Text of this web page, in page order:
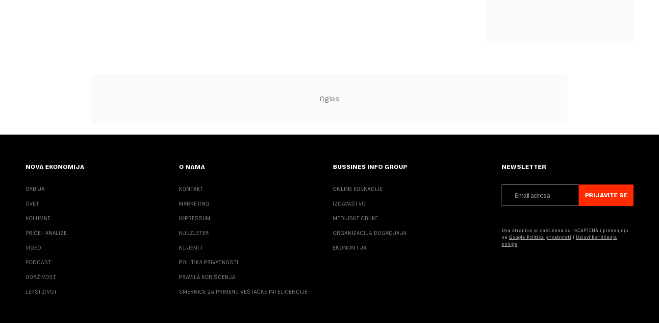
NOVA EKONOMIJA
SRBIJA
SVET
KOLUMNE
PRIČE I ANALIZE
VIDEO
PODCAST
ODRŽIVOST
LEPŠI ŽIVOT
O NAMA
KONTAKT
MARKETING
IMPRESSUM
NJUZLETER
KLIJENTI
POLITIKA PRIVATNOSTI
PRAVILA KORIŠĆENJA
SMERNICE ZA PRIMENU VEŠTAČKE INTELIGENCIJE
BUSSINES INFO GROUP
ONLINE EDUKACIJE
IZDAVAŠTVO
MEDIJSKE OBUKE
ORGANIZACIJA DOGADJAJA
EKONOM I JA
NEWSLETTER
PRIJAVITE SE
Ova stranica je zaštićena sa reCAPTCHA i primenjuju
se Google Politika privatnosti i Uslovi korišćenja
usluge